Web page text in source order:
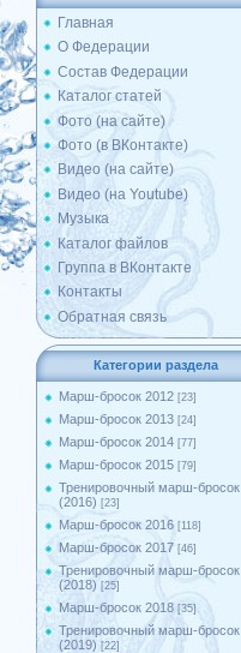
Главная
О Федерации
Состав Федерации
Каталог статей
Фото (на сайте)
Фото (в ВКонтакте)
Видео (на сайте)
Видео (на Youtube)
Музыка
Каталог файлов
Группа в ВКонтакте
Контакты
Обратная связь
Категории раздела
Марш-бросок 2012 [23]
Марш-бросок 2013 [24]
Марш-бросок 2014 [77]
Марш-бросок 2015 [79]
Тренировочный марш-бросок
(2016) [23]
Марш-бросок 2016 [118]
Марш-бросок 2017 [46]
Тренировочный марш-бросок
(2018) [25]
Марш-бросок 2018 [35]
Тренировочный марш-бросок
(2019) [22]